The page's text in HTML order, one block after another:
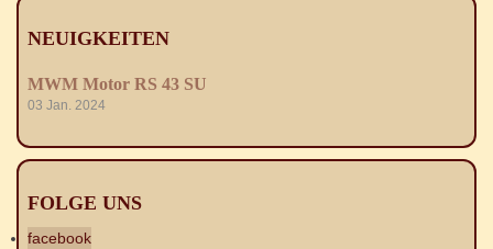
NEUIGKEITEN
MWM Motor RS 43 SU
03 Jan. 2024
FOLGE UNS
facebook